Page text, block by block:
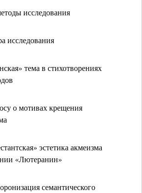
исследования
исследования
тема в стихотворениях
о мотивах крещения
эстетика акмеизма
«Лютеранин»
семантического